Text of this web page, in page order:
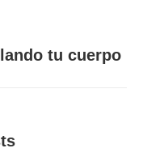
tu cuerpo